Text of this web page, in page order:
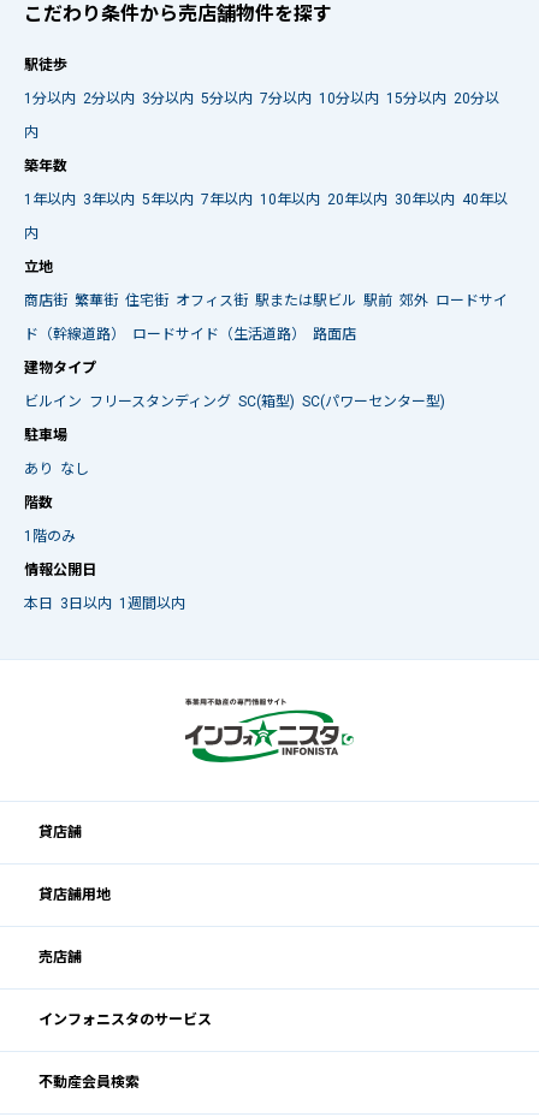
こだわり条件から売店舗物件を探す
駅徒歩
1分以内 2分以内 3分以内 5分以内 7分以内 10分以内 15分以内 20分以
内
築年数
1年以内 3年以内 5年以内 7年以内 10年以内 20年以内 30年以内 40年以
内
立地
商店街 繁華街 住宅街 オフィス街 駅または駅ビル 駅前 郊外 ロードサイ
ド（幹線道路）
ロードサイド（生活道路）
路面店
建物タイプ
ビルイン フリースタンディング SC(箱型) SC(パワーセンター型)
駐車場
あり
なし
階数
1階のみ
情報公開日
本日
3日以内 1週間以内
貸店舗
貸店舗用地
売店舗
インフォニスタのサービス
不動産会員検索